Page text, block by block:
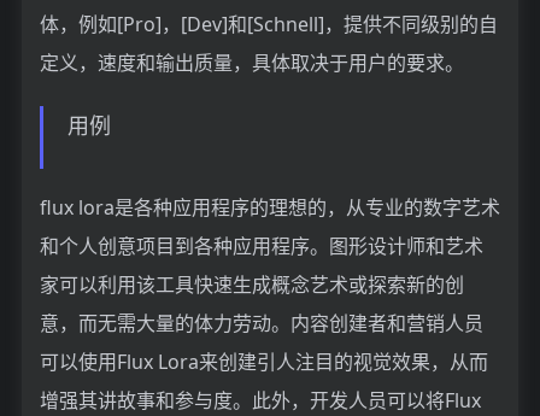
体，例如[Pro]，[Dev]和[Schnell]，提供不同级别的自
定义，速度和输出质量，具体取决于用户的要求。
用例
flux lora是各种应用程序的理想的，从专业的数字艺术
和个人创意项目到各种应用程序。图形设计师和艺术
家可以利用该工具快速生成概念艺术或探索新的创
意，而无需大量的体力劳动。内容创建者和营销人员
可以使用Flux Lora来创建引人注目的视觉效果，从而
增强其讲故事和参与度。此外，开发人员可以将Flux